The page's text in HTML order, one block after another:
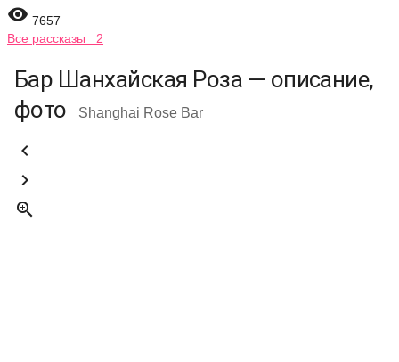
 7657
Все рассказы 2
Бар Шанхайская Роза — описание,
фото
Shanghai Rose Bar


